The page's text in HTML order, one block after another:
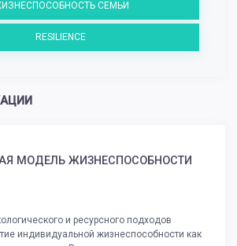
СЕМЬИ
RESILIENCE
МОДЕЛЬ ЖИЗНЕСПОСОБНОСТИ
и ресурсного подходов
индивидуальной жизнеспособности как